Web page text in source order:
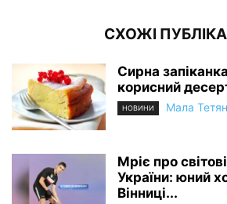
СХОЖІ
Сирна
корисний
НОВИНИ Мала
Мріє про
України: юний
Вінниці...